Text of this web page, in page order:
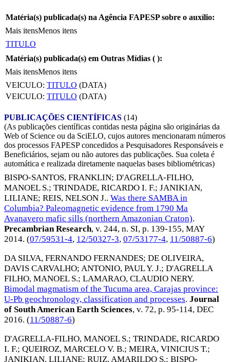
Matéria(s) publicada(s) na Agência FAPESP sobre o auxílio:
Mais itensMenos itens
TITULO
Matéria(s) publicada(s) em Outras Mídias ( ):
Mais itensMenos itens
VEICULO: TITULO (DATA)
VEICULO: TITULO (DATA)
PUBLICAÇÕES CIENTÍFICAS (14)
(As publicações científicas contidas nesta página são originárias da
Web of Science ou da SciELO, cujos autores mencionaram números
dos processos FAPESP concedidos a Pesquisadores Responsáveis e
Beneficiários, sejam ou não autores das publicações. Sua coleta é
automática e realizada diretamente naquelas bases bibliométricas)
BISPO-SANTOS, FRANKLIN; D'AGRELLA-FILHO,
MANOEL S.; TRINDADE, RICARDO I. F.; JANIKIAN,
LILIANE; REIS, NELSON J.. Was there SAMBA in
Columbia? Paleomagnetic evidence from 1790 Ma
Avanavero mafic sills (northern Amazonian Craton).
Precambrian Research, v. 244, n. SI, p. 139-155, MAY
2014. (07/59531-4, 12/50327-3, 07/53177-4, 11/50887-6)
DA SILVA, FERNANDO FERNANDES; DE OLIVEIRA,
DAVIS CARVALHO; ANTONIO, PAUL Y. J.; D'AGRELLA
FILHO, MANOEL S.; LAMARAO, CLAUDIO NERY.
Bimodal magmatism of the Tucuma area, Carajas province:
U-Pb geochronology, classification and processes. Journal
of South American Earth Sciences, v. 72, p. 95-114, DEC
2016. (11/50887-6)
D'AGRELLA-FILHO, MANOEL S.; TRINDADE, RICARDO
I. F.; QUEIROZ, MARCELO V. B.; MEIRA, VINICIUS T.;
JANIKIAN, LILIANE; RUIZ, AMARILDO S.; BISPO-